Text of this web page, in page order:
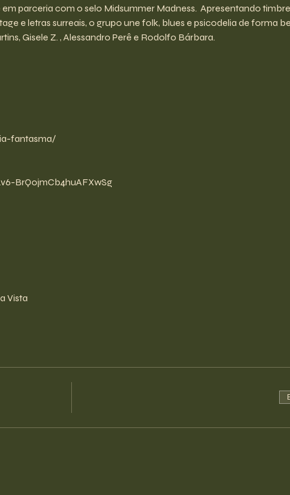
parceria com o selo Midsummer Madness.  Apresentando
e letras surreais, o grupo une folk, blues e psicodelia de forma
Gisele Z. , Alessandro Perê e Rodolfo Bárbara.
fantasma/
BrQ0jmCb4huAFXwSg
Vista